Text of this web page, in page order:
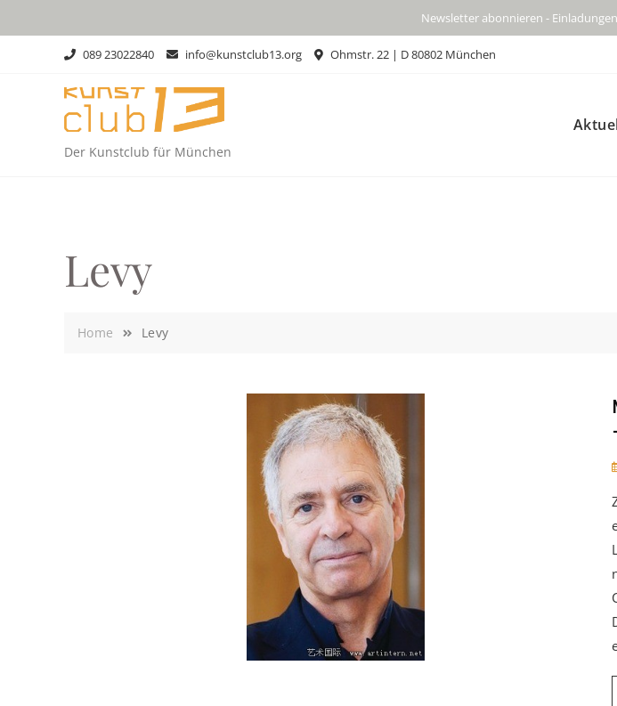
Newsletter abonnieren -
089 23022840 info@kunstclub13.org Ohmstr. 22 | D 80802 München
Der Kunstclub für München
Levy
Home Levy